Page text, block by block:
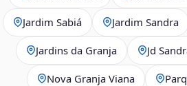
Jardim Sabiá Jardim Sandra
Jardins da Granja Jd
Nova Granja Viana